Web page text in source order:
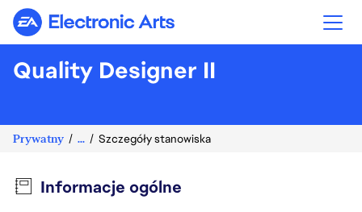
Electronic Arts
Quality Designer II
Prywatny ... Szczegóły stanowiska
Informacje ogólne